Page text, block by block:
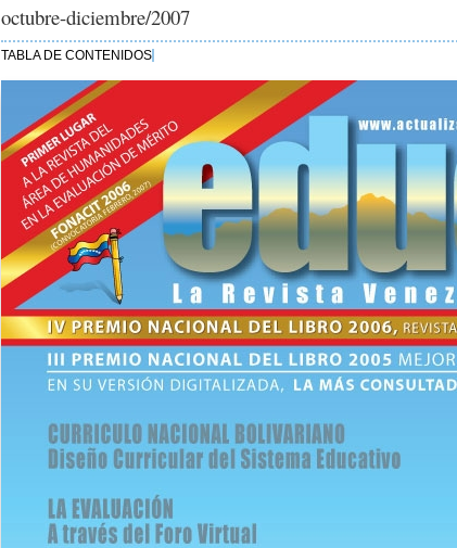
octubre-diciembre/2007
TABLA DE CONTENIDOS